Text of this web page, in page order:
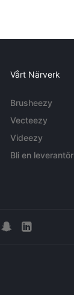
Vårt Närverk
Brusheezy
Vecteezy
Videezy
Bli en leverantör